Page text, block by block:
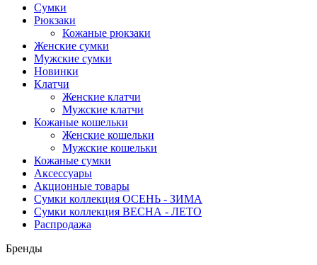
Сумки
Рюкзаки
Кожаные рюкзаки
Женские сумки
Мужские сумки
Новинки
Клатчи
Женские клатчи
Мужские клатчи
Кожаные кошельки
Женские кошельки
Мужские кошельки
Кожаные сумки
Аксессуары
Акционные товары
Сумки коллекция ОСЕНЬ - ЗИМА
Сумки коллекция ВЕСНА - ЛЕТО
Распродажа
Бренды